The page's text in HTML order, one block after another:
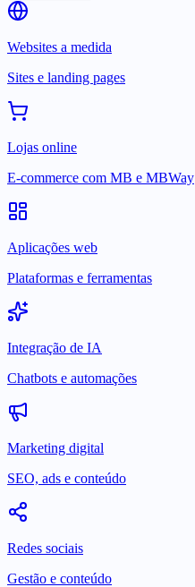
Websites a medida
Sites e landing pages
Lojas online
E-commerce com MB e MBWay
Aplicações web
Plataformas e ferramentas
Integração de IA
Chatbots e automações
Marketing digital
SEO, ads e conteúdo
Redes sociais
Gestão e conteúdo